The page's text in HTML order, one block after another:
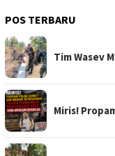
POS TERBARU
Tim Wasev
Miris!